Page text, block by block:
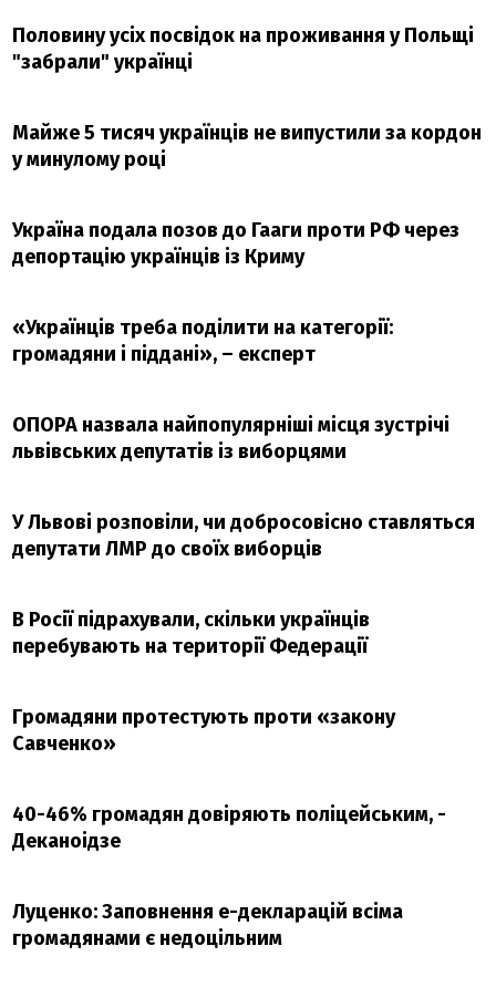
Половину усіх посвідок на проживання у Польщі
"забрали" українці
Майже 5 тисяч українців не випустили за кордон
у минулому році
Україна подала позов до Гааги проти РФ через
депортацію українців із Криму
«Українців треба поділити на категорії:
громадяни і піддані», – експерт
ОПОРА назвала найпопулярніші місця зустрічі
львівських депутатів із виборцями
У Львові розповіли, чи добросовісно ставляться
депутати ЛМР до своїх виборців
В Росії підрахували, скільки українців
перебувають на території Федерації
Громадяни протестують проти «закону
Савченко»
40-46% громадян довіряють поліцейським, -
Деканоідзе
Луценко: Заповнення е-декларацій всіма
громадянами є недоцільним